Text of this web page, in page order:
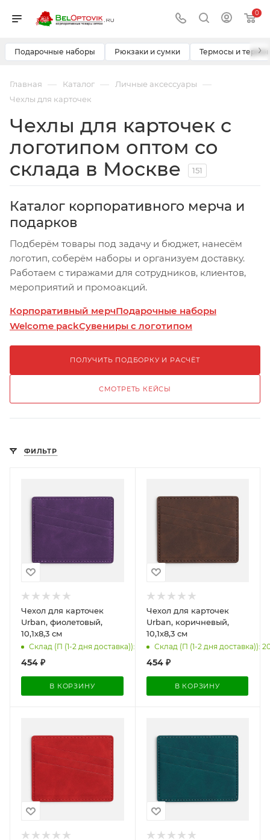
0
Подарочные наборы Рюкзаки и сумки Термосы и ›
Главная — Каталог — Личные аксессуары —
Чехлы для карточек
Чехлы для карточек с
логотипом оптом со
склада в Москве
151
Каталог корпоративного мерча и
подарков
Подберём товары под задачу и бюджет, нанесём
логотип, соберём наборы и организуем доставку.
Работаем с тиражами для сотрудников, клиентов,
мероприятий и промоакций.
Корпоративный мерчПодарочные наборы
Welcome packСувениры с логотипом
ПОЛУЧИТЬ ПОДБОРКУ И РАСЧЁТ
СМОТРЕТЬ КЕЙСЫ
ФИЛЬТР
Чехол для карточек
Urban, фиолетовый,
10,1х8,3 см
Склад (П (1-2 дня доставка)): 150
454 ₽
В КОРЗИНУ
Чехол для карточек
Urban, коричневый,
10,1х8,3 см
Склад (П (1-2 дня доставка)):
454₽
В КОРЗИНУ